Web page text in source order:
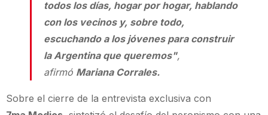
todos los días, hogar por hogar, hablando
con los vecinos y, sobre todo,
escuchando a los jóvenes para construir
la Argentina que queremos",
afirmó Mariana Corrales.
Sobre el cierre de la entrevista exclusiva con